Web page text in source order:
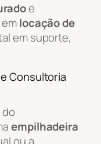
e
locação de
em suporte,
Consultoria
empilhadeira